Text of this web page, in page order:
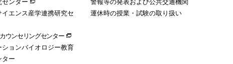
センター
イエンス産学連携研究セ
ウンセリングセンター
ションバイオロジー教育
ター
警報等の発表および公共交通機関
運休時の授業・試験の取り扱い